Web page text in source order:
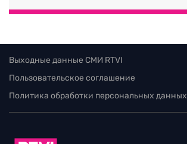
Выходные данные СМИ RTVI
Пользовательское соглашение
Политика обработки персональных данных